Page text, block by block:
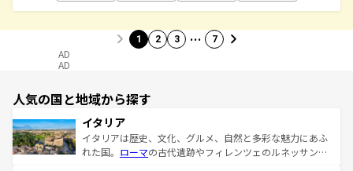
1 2 3 … 7
AD
AD
人気の国と地域から探す
イタリア
イタリアは歴史、文化、グルメ、自然と多彩な魅力にあふ
れた国。 ローマの古代遺跡やフィレンツェのルネッサンス